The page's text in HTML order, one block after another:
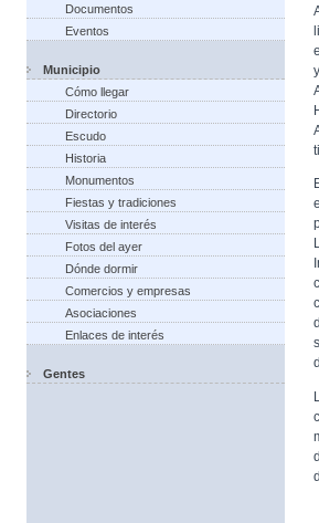
Documentos
Eventos
Municipio
Cómo llegar
Directorio
Escudo
Historia
Monumentos
Fiestas y tradiciones
Visitas de interés
Fotos del ayer
Dónde dormir
Comercios y empresas
Asociaciones
Enlaces de interés
Gentes